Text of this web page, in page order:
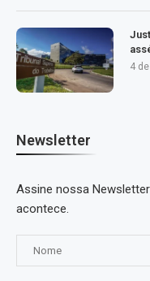
4
Newsletter
Assine nossa
acontece.